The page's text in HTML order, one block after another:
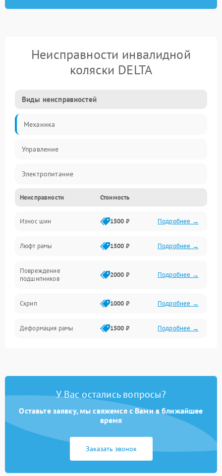
Неисправности инвалидной
коляски DELTA
Виды неисправностей
Механика
Управление
Электропитание
Привод
Неисправности Стоимость
Износ шин 1500 ₽ Подробнее →
Люфт рамы 1500 ₽ Подробнее →
Повреждение
подшипников
2000 ₽ Подробнее →
Скрип 1000 ₽ Подробнее →
Деформация рамы 1500 ₽ Подробнее →
У Вас остались вопросы?
Оставьте заявку, мы свяжемся с Вами в ближайшее
время
Заказать звонок